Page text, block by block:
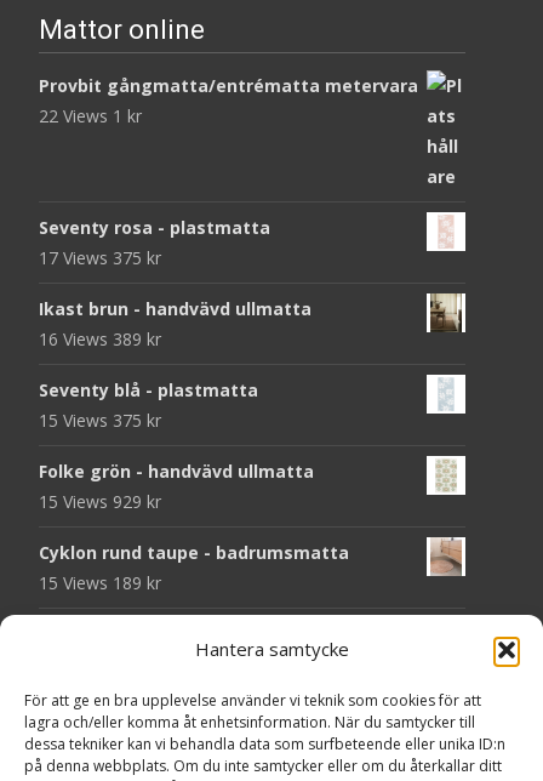
Hantera samtycke
För att ge en bra upplevelse använder vi teknik som cookies för att
lagra och/eller komma åt enhetsinformation. När du samtycker till
dessa tekniker kan vi behandla data som surfbeteende eller unika ID:n
på denna webbplats. Om du inte samtycker eller om du återkallar ditt
Mattor online
Provbit gångmatta/entrématta metervara
22 Views 1 kr
Seventy rosa - plastmatta
17 Views 375 kr
Ikast brun - handvävd ullmatta
16 Views 389 kr
Seventy blå - plastmatta
15 Views 375 kr
Folke grön - handvävd ullmatta
15 Views 929 kr
Cyklon rund taupe - badrumsmatta
15 Views 189 kr
Seventy grå - plastmatta
14 Views375kr